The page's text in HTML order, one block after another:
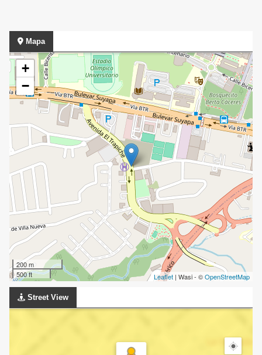
Mapa
+
−
200 m
500 ft
Leaflet | Wasi - ©OpenStreetMap
Street View